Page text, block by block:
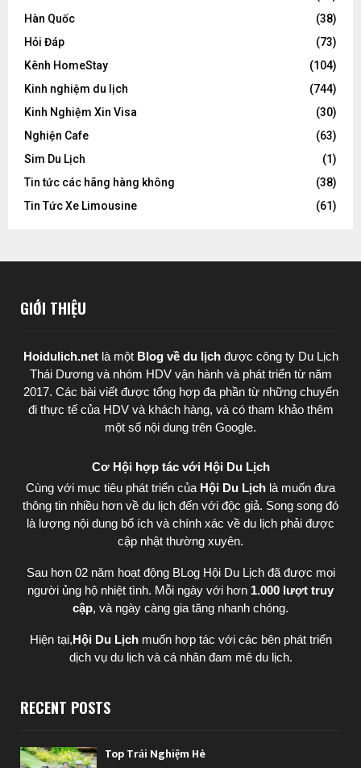
Hàn Quốc
(38)
Hỏi Đáp
(73)
Kênh HomeStay
(104)
Kinh nghiệm du lịch
(744)
Kinh Nghiệm Xin Visa
(30)
Nghiện Cafe
(63)
Sim Du Lịch
(1)
Tin tức các hãng hàng không
(38)
Tin Tức Xe Limousine
(61)
GIỚI THIỆU
Hoidulich.net là một Blog về du lịchđược công ty Du Lịch
Thái Dươngvà nhóm HDV vận hành và phát triển từ năm
2017. Các bài viết được tổng hợp đa phần từ những chuyến
đi thực tế của HDV và khách hàng, và có tham khảo thêm
một số nội dung trên Google.
Cơ Hội hợp tác với Hội Du Lịch
Cùng với mục tiêu phát triển của Hội Du Lịch là muốn đưa
thông tin nhiều hơn về du lịch đến với độc giả. Song song đó
là lượng nội dung bổ ích và chính xác về du lịch phải được
cập nhật thường xuyên.
Sau hơn 02 năm hoạt động BLog Hội Du Lịch đã được mọi
người ủng hộ nhiệt tình. Mỗi ngày với hơn 1.000 lượt truy
cập, và ngày càng gia tăng nhanh chóng.
Hiện tại,Hội Du Lịch muốn hợp tác với các bên phát triển
dịch vụ du lịch và cá nhân đam mê du lịch.
RECENT POSTS
Top Trải Nghiệm Hè